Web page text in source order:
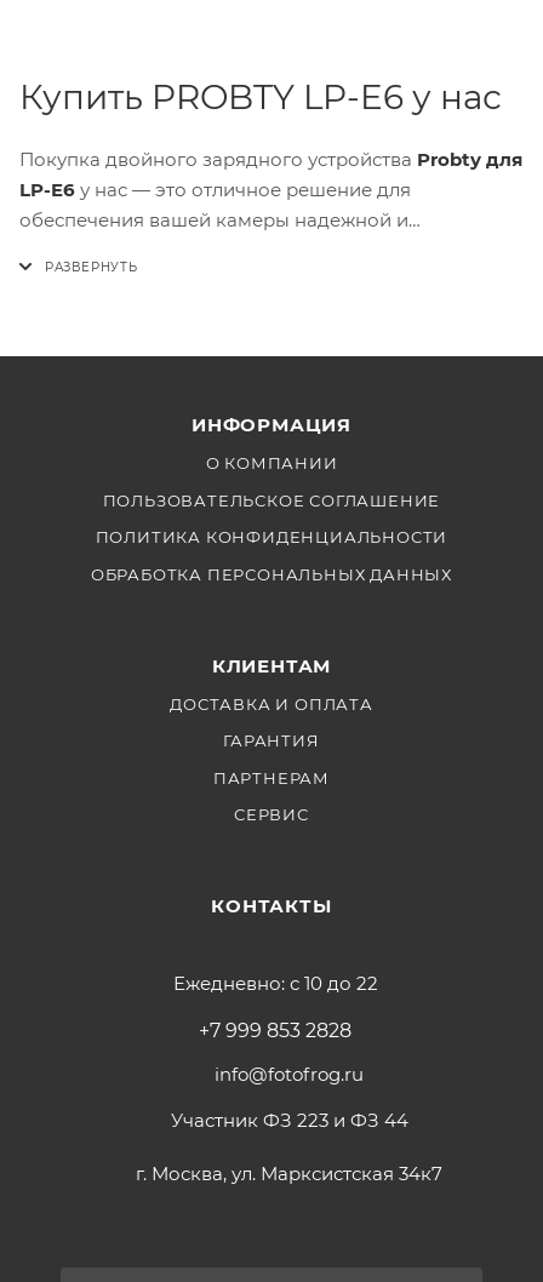
Купить PROBTY LP-E6 у нас
Покупка двойного зарядного устройства Probty для
LP-E6 у нас — это отличное решение для
обеспечения вашей камеры надежной и
ИНФОРМАЦИЯ
О КОМПАНИИ
ПОЛЬЗОВАТЕЛЬСКОЕ СОГЛАШЕНИЕ
ПОЛИТИКА КОНФИДЕНЦИАЛЬНОСТИ
ОБРАБОТКА ПЕРСОНАЛЬНЫХ ДАННЫХ
КЛИЕНТАМ
ДОСТАВКА И ОПЛАТА
ГАРАНТИЯ
ПАРТНЕРАМ
СЕРВИС
КОНТАКТЫ
Ежедневно: с 10 до 22
+7 999 853 2828
info@fotofrog.ru
Участник ФЗ 223 и ФЗ 44
г. Москва, ул. Марксистская 34к7